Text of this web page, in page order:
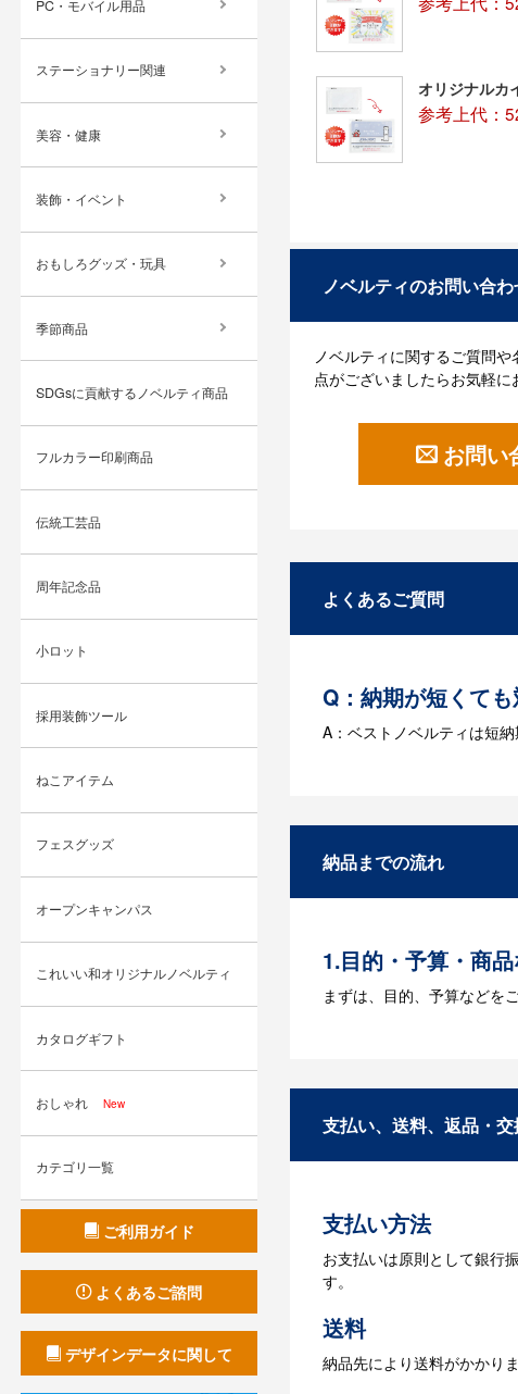
オリジナルカ
参考上代：
ノベルティのお問い合
ノベルティに関するご質問
点がございましたらお気軽に
お問い
よくあるご質問
Q：納期が短くて
A：ベストノベルティは短
納品までの流れ
1.目的・予算・商
まずは、目的、予算などを
3.発注・データ入稿
お見積書を元に、製作が決
4.納品
【名入れをする場合】デー
【名入れなしの場合】在庫
支払い、送料、返品・
支払い方法
お支払いは原則として銀行
す。
送料
納品先により送料がかかり
PC・モバイル用品
ステーショナリー関連
美容・健康
装飾・イベント
おもしろグッズ・玩具
季節商品
SDGsに貢献するノベルティ商品
フルカラー印刷商品
伝統工芸品
周年記念品
小ロット
採用装飾ツール
ねこアイテム
フェスグッズ
オープンキャンパス
これいい和オリジナルノベルティ
カタログギフト
おしゃれ New
カテゴリ一覧
ご利用ガイド
よくあるご諮問
デザインデータに関して